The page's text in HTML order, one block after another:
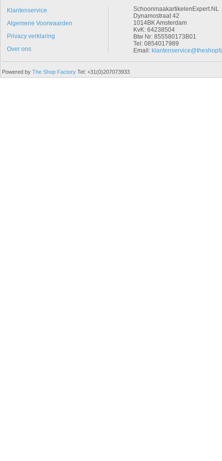
Klantenservice
Algemene Voorwaarden
Privacy verklaring
Over ons
SchoonmaakartikelenExpert.NL
Dynamostraat 42
1014BK Amsterdam
KvK: 64238504
Btw Nr: 855580173B01
Tel: 0854017989
Email:
Powered by The Shop Factory Tel: +31(0)207073933